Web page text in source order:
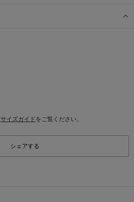
サイズガイドをご覧ください。
シェアする